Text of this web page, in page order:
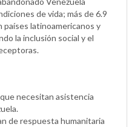
de vida; más de 6.9
latinoamericanos y
la inclusión social y el
necesitan asistencia
de respuesta humanitaria